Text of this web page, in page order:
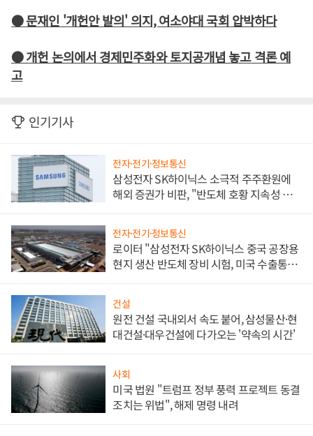
● 문재인 '개헌안 발의' 의지, 여소야대 국회 압박하다
● 개헌 논의에서 경제민주화와 토지공개념 놓고 격론 예
고
인기기사
전자·전기·정보통신
삼성전자 SK하이닉스 소극적 주주환원에
해외 증권가 비판, "반도체 호황 지속성 의
전자·전기·정보통신
로이터 "삼성전자 SK하이닉스 중국 공장용
현지 생산 반도체 장비 시험, 미국 수출통제
건설
원전 건설 국내외서 속도 붙어, 삼성물산·현
대건설·대우건설에 다가오는 '약속의 시간'
사회
미국 법원 "트럼프 정부 풍력 프로젝트 동결
조치는 위법", 해제 명령 내려